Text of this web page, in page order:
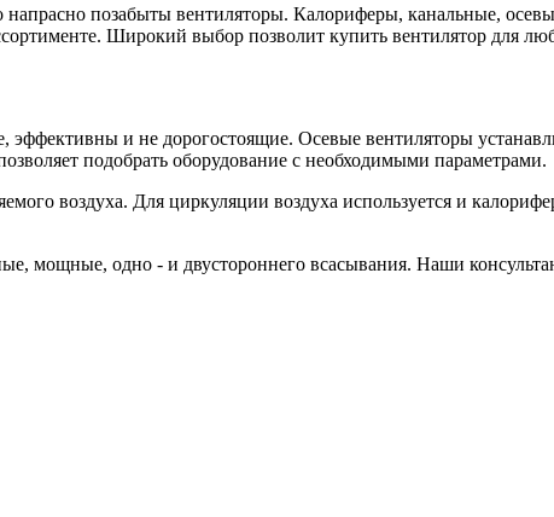
позабыты вентиляторы. Калориферы, канальные,
Широкий выбор позволит купить вентилятор для
и не дорогостоящие. Осевые вентиляторы
подобрать оборудование с необходимыми параметрами.
воздуха. Для циркуляции воздуха используется и
мощные, одно - и двустороннего всасывания. Наши